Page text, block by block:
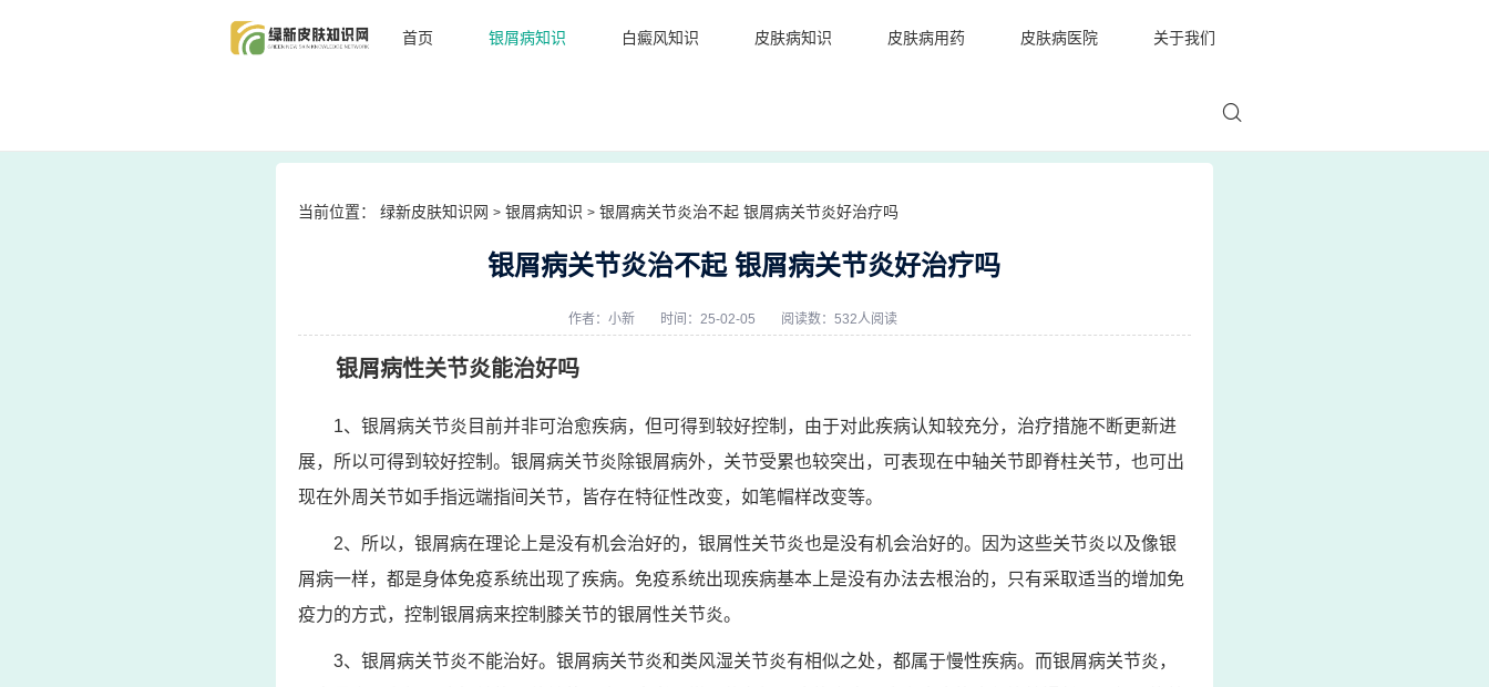
首页 银屑病知识 白癜风知识 皮肤病知识 皮肤病用药 皮肤病医院 关于我们
当前位置： 绿新皮肤知识网 > 银屑病知识 > 银屑病关节炎治不起 银屑病关节炎好治疗吗
银屑病关节炎治不起 银屑病关节炎好治疗吗
作者：小新 时间：25-02-05 阅读数：532人阅读
银屑病性关节炎能治好吗
1、银屑病关节炎目前并非可治愈疾病，但可得到较好控制，由于对此疾病认知较充分，治疗措施不断更新进
展，所以可得到较好控制。银屑病关节炎除银屑病外，关节受累也较突出，可表现在中轴关节即脊柱关节，也可出
现在外周关节如手指远端指间关节，皆存在特征性改变，如笔帽样改变等。
2、所以，银屑病在理论上是没有机会治好的，银屑性关节炎也是没有机会治好的。因为这些关节炎以及像银
屑病一样，都是身体免疫系统出现了疾病。免疫系统出现疾病基本上是没有办法去根治的，只有采取适当的增加免
疫力的方式，控制银屑病来控制膝关节的银屑性关节炎。
3、银屑病关节炎不能治好。银屑病关节炎和类风湿关节炎有相似之处，都属于慢性疾病。而银屑病关节炎，